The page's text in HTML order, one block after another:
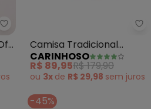
Youccie - Camisa Polo Listrada
Camisa Tradicional
Menino (Verde Menta)
CARINHOSO
R$ 89,95R$ 179,90
ou 3x de R$ 29,98 sem juros
-45%